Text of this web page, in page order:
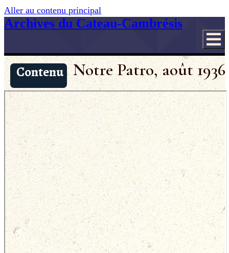
Aller au contenu principal
Archives du Cateau-Cambrésis
Contenu Notre Patro, août 1936